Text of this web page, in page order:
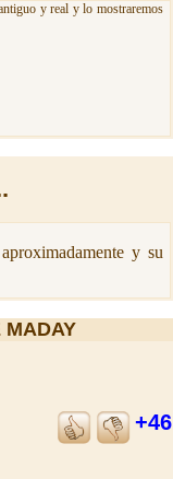
y real y lo mostraremos
y su
MADAY
+46